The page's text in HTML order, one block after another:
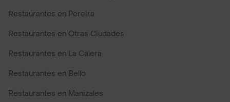
Restaurantes en Pereira
Restaurantes en Otras Ciudades
Restaurantes en La Calera
Restaurantes en Bello
Restaurantes en Manizales